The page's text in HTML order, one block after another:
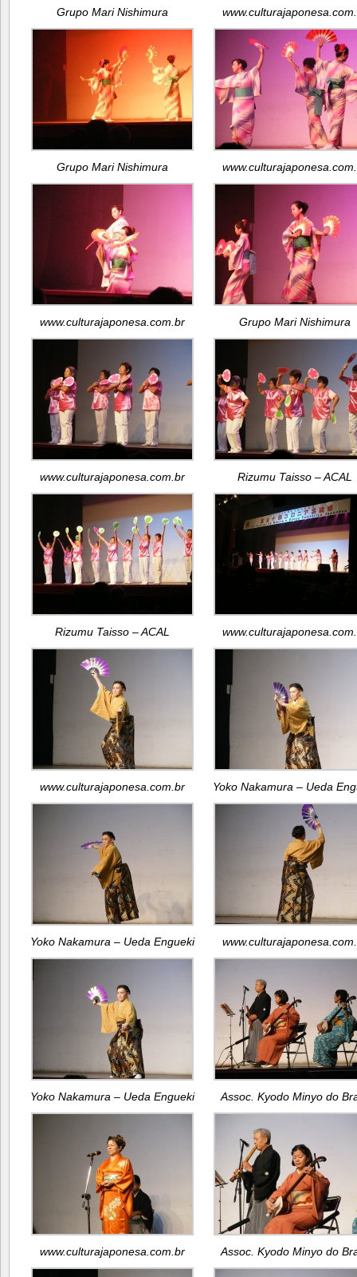
Grupo Mari Nishimura
Grupo Mari Nishimura
www.culturajaponesa.com.br Grupo Mari Nishimura
www.culturajaponesa.com.br Rizumu Taisso – ACAL
Rizumu Taisso – ACAL
www.culturajaponesa.com.br Yoko Nakamura – Ueda
Yoko Nakamura – Ueda Engueki
Yoko Nakamura – Ueda Engueki Assoc. Kyodo Minyo do
www.culturajaponesa.com.br Assoc. Kyodo Minyo do